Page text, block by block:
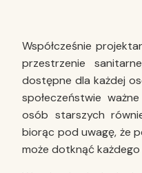
Współcześnie
przestrzenie
dostępne dla każdej
społeczeństwie
osób starszych
biorąc pod uwagę, że
może dotknąć każdego